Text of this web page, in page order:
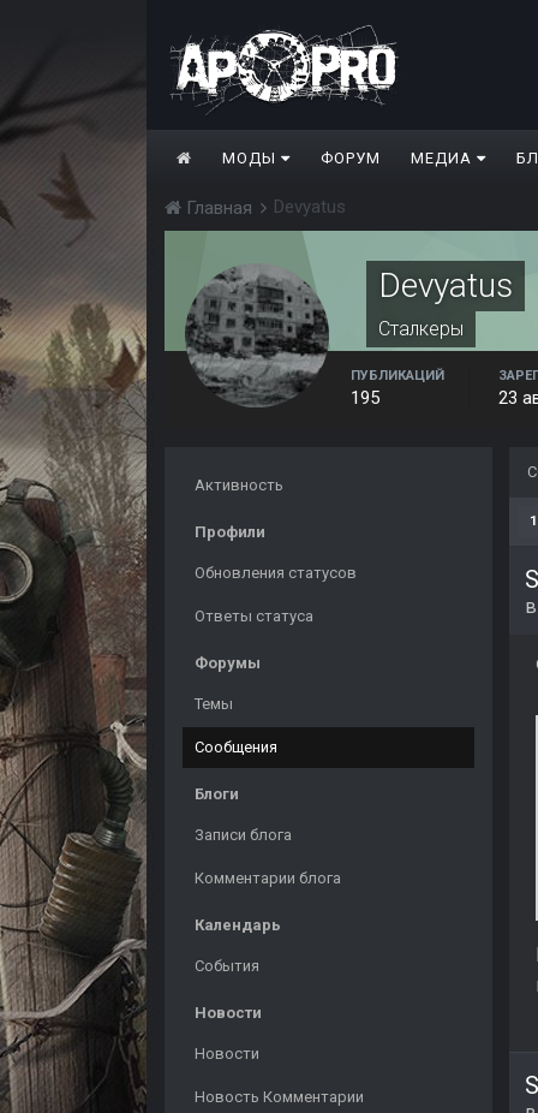
МОДЫ ФОРУМ МЕДИА
Главная Devyatus
Devyatus
Сталкеры
ПУБЛИКАЦИЙ
195 23
Активность
Профили
Обновления статусов
Ответы статуса
Форумы
Темы
Сообщения
Блоги
Записи блога
Комментарии блога
Календарь
События
Новости
Новости
Новость Комментарии
1